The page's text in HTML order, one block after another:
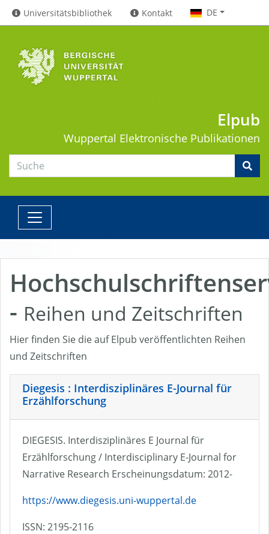
Universitätsbibliothek Kontakt DE
Elpub
Wuppertal Elektronische Publikationen
- Reihen und Zeitschriften
Hier finden Sie die auf Elpub veröffentlichten Reihen
und Zeitschriften
Diegesis : Interdisziplinäres E-Journal für
Erzählforschung
DIEGESIS. Interdisziplinäres E Journal für
Erzählforschung / Interdisciplinary E-Journal for
Narrative Research Erscheinungsdatum: 2012-
https://www.diegesis.uni-wuppertal.de
ISSN: 2195-2116